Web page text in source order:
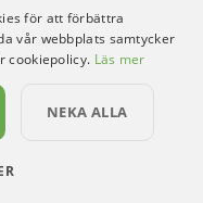
för att förbättra
vår webbplats samtycker
cookiepolicy. Läs mer
NEKA ALLA